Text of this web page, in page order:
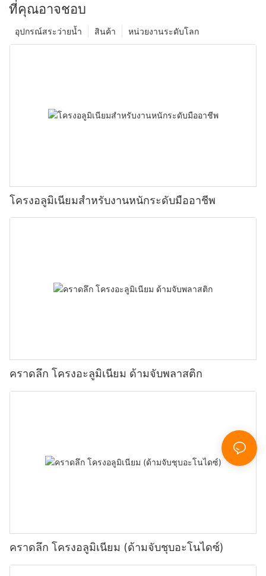
ที่คุณอาจชอบ
หน่วยงานระดับโลก
สินค้า
อุปกรณ์สระว่ายน้ำ
โครงอลูมิเนียมสำหรับงานหนักระดับมืออาชีพ
คราดลึก โครงอะลูมิเนียม ด้ามจับพลาสติก
คราดลึก โครงอลูมิเนียม (ด้ามจับชุบอะโนไดซ์)